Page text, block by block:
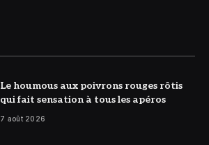
Le houmous aux poivrons rouges rôtis
qui fait sensation à tous les apéros
7 août 2026